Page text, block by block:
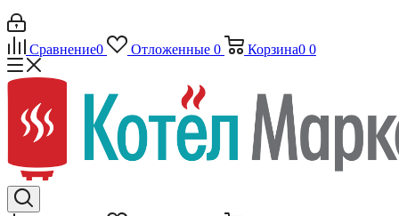
Сравнение0 Отложенные 0 Корзина0 0